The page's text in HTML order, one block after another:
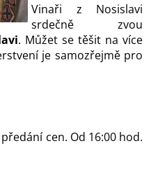
Vinaři z Nosislavi
srdečně zvou
. Můžet se těšit na více
je samozřejmě pro
cen. Od 16:00 hod.